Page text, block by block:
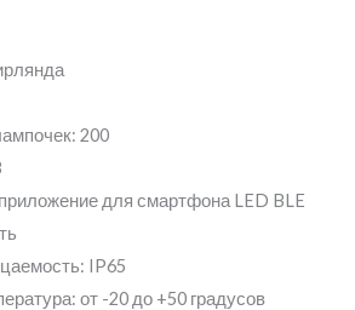
200
для смартфона LED BLE
IP65
от -20 до +50 градусов